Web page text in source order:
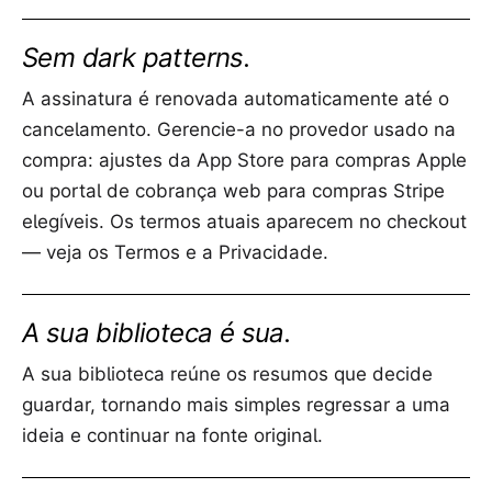
Sem dark patterns.
A assinatura é renovada automaticamente até o
cancelamento. Gerencie-a no provedor usado na
compra: ajustes da App Store para compras Apple
ou portal de cobrança web para compras Stripe
elegíveis. Os termos atuais aparecem no checkout
— veja os Termos e a Privacidade.
A sua biblioteca é sua.
A sua biblioteca reúne os resumos que decide
guardar, tornando mais simples regressar a uma
ideia e continuar na fonte original.